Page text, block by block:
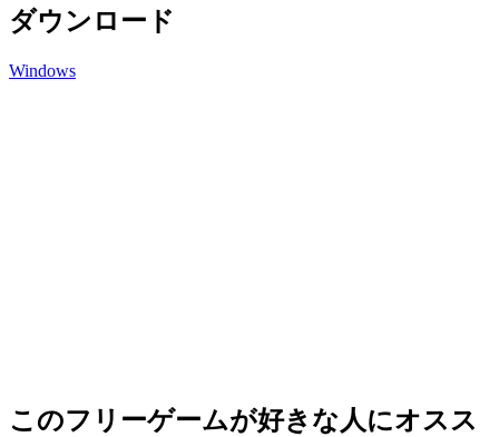
ダウンロード
Windows
このフリーゲームが好きな人にオスス